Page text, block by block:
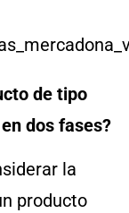
de tipo
dos fases?
la
producto